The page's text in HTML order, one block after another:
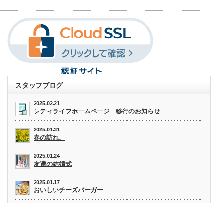
スタッフブログ
2025.02.21
シティライフホームページ 移行のお知らせ
2025.01.31
春の訪れ。
2025.01.24
友達の結婚式
2025.01.17
おいしいチーズバーガー